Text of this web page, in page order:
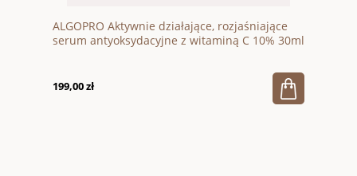
ALGOPRO Aktywnie działające, rozjaśniające
serum antyoksydacyjne z witaminą C 10% 30ml
199,00 zł